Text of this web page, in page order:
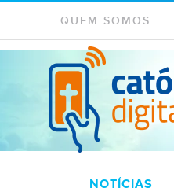
QUEM SOMOS
NOTÍCIAS